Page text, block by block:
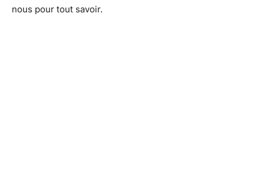
nous pour tout savoir.